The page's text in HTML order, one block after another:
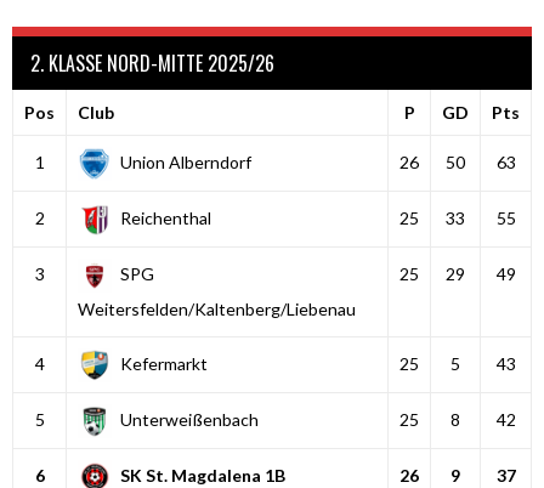
2. KLASSE NORD-MITTE 2025/26
Pos Club P GD Pts
1 Union Alberndorf 26 50 63
2 Reichenthal 25 33 55
3
SPG
Weitersfelden/Kaltenberg/Liebenau
25 29 49
4 Kefermarkt 25 5 43
5 Unterweißenbach 25 8 42
6 SK St. Magdalena 1B 26 9 37